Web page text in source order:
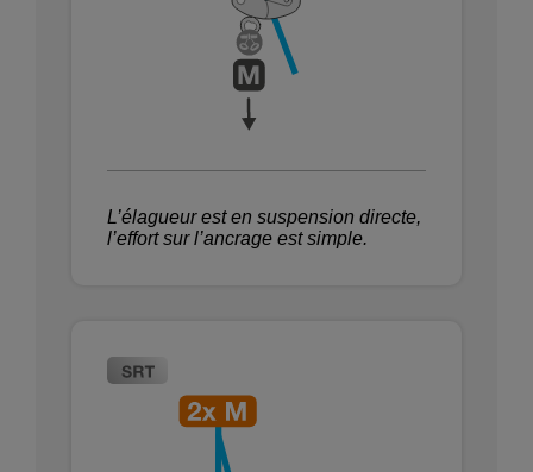
L’élagueur est en suspension directe,
l’effort sur l’ancrage est simple.